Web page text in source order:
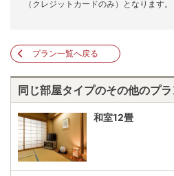
（クレジットカードのみ）となります。
プラン一覧へ戻る
同じ部屋タイプのその他のプ
和室12畳